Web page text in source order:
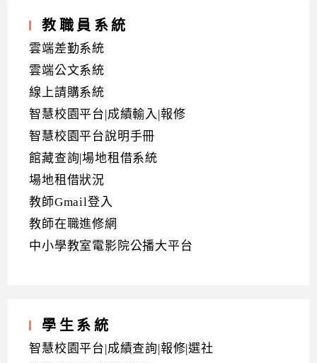
教職員系統
雲端差勤系統
雲端公文系統
線上請購系統
智慧校園平台|成績輸入|報修
智慧校園平台說明手冊
館藏查詢|場地租借系統
場地租借狀況
教師Gmail登入
教師在職進修網
中小學教室電影院公播大平台
學生系統
智慧校園平台|成績查詢|報修|選社